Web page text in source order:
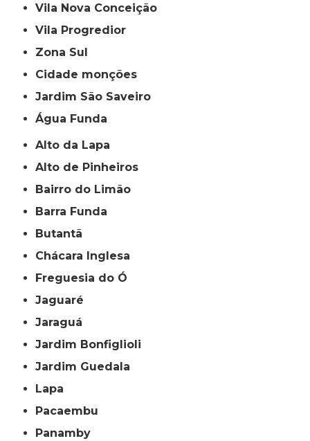
Vila Nova Conceição
Vila Progredior
Zona Sul
cidade monções
jardim São Saveiro
Água Funda
Alto da Lapa
Alto de Pinheiros
Bairro do Limão
Barra Funda
Butantã
Chácara Inglesa
Freguesia do Ó
Jaguaré
Jaraguá
Jardim Bonfiglioli
Jardim Guedala
Lapa
Pacaembu
Panamby